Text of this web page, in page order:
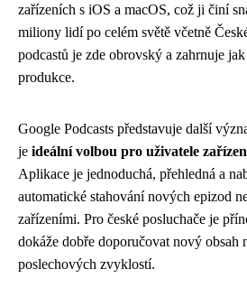
zařízeních s iOS a macOS, což ji činí
miliony lidí po celém světě včetně
podcastů je zde obrovský a zahrnuje
produkce.
Google Podcasts představuje další
je ideální volbou pro uživatele
Aplikace je jednoduchá, přehledná a
automatické stahování nových epizod
zařízeními. Pro české posluchače je
dokáže dobře doporučovat nový obsah
poslechových zvyklostí.